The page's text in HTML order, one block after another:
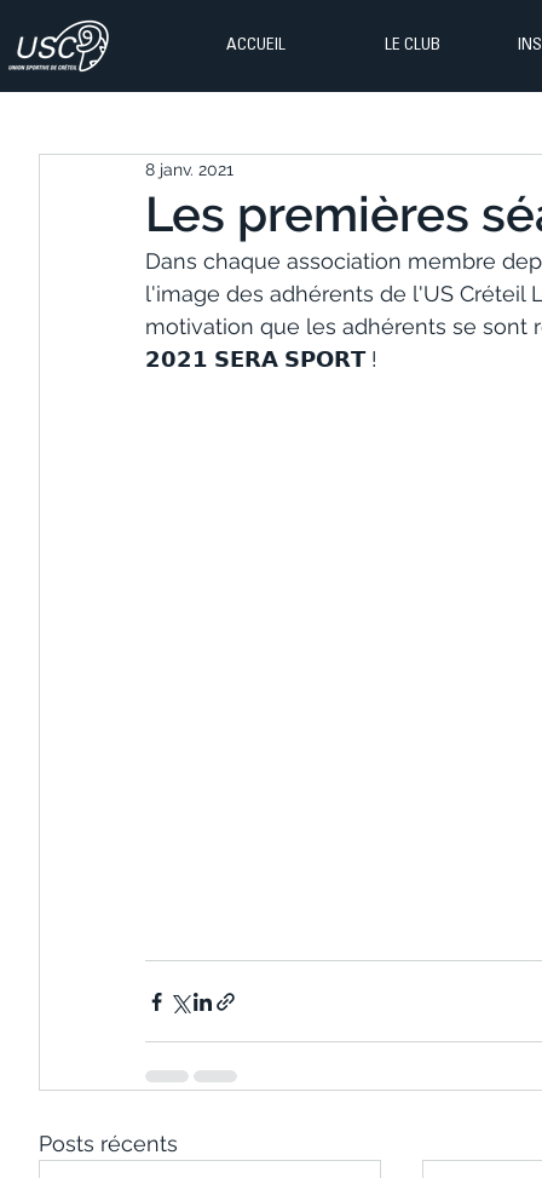
ACCUEIL LE CLUB
Les premières
8 janv. 2021
Dans chaque association membre
l'image des adhérents de l'US Créteil
motivation que les adhérents se
𝟮𝟬𝟮𝟭 𝗦𝗘𝗥𝗔 𝗦𝗣𝗢𝗥𝗧 !
Posts récents